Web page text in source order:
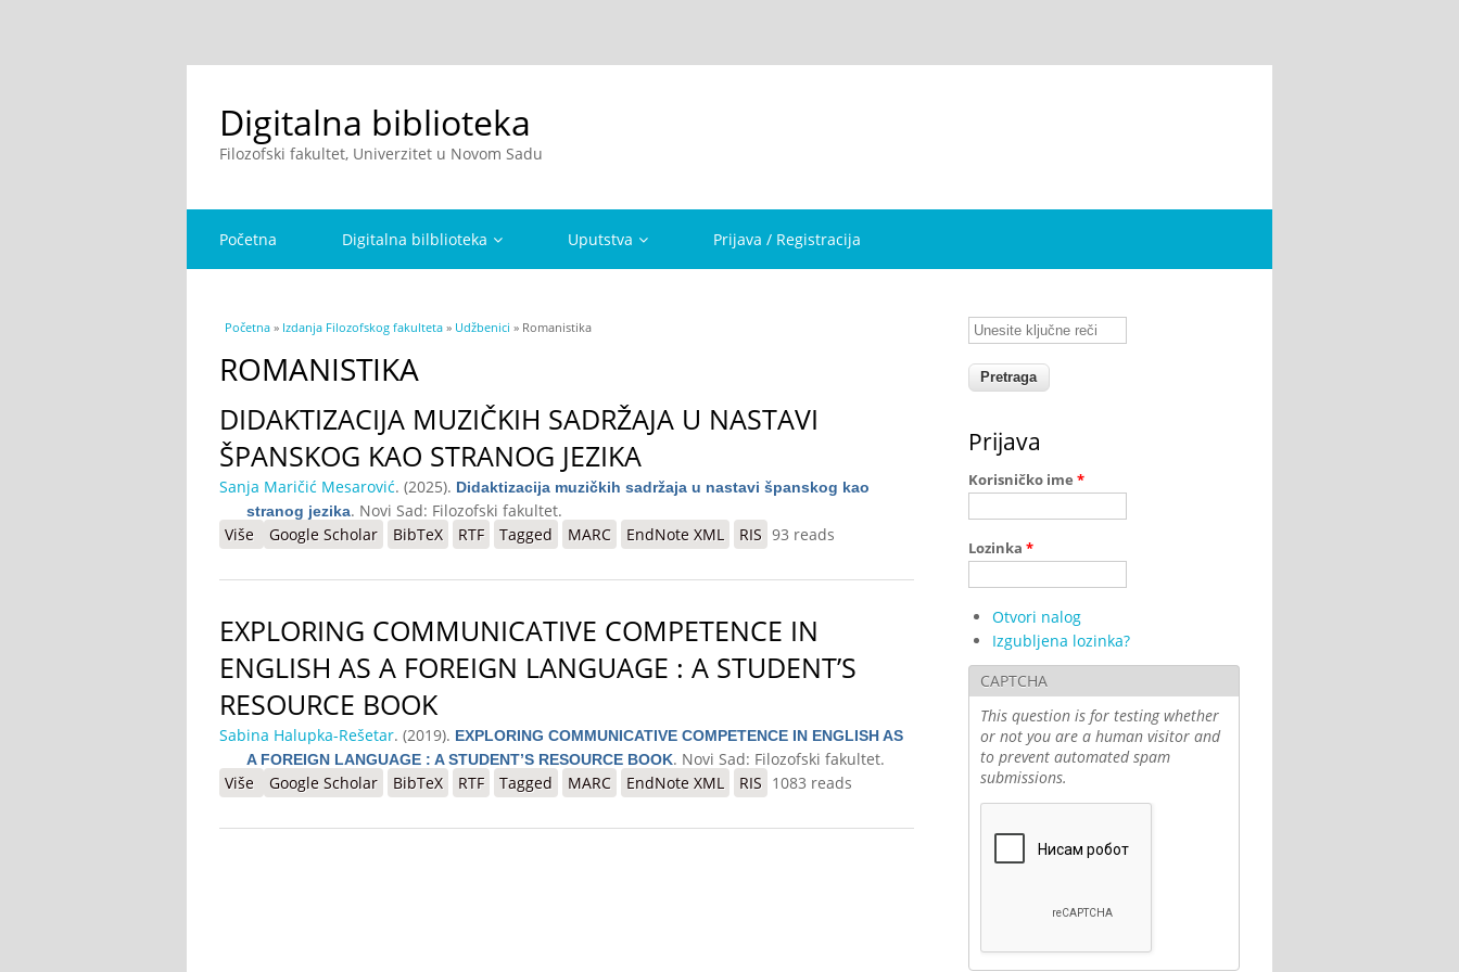
Digitalna biblioteka
Filozofski fakultet, Univerzitet u Novom Sadu
Početna Digitalna bilblioteka Uputstva Prijava / Registracija
You are here
Početna » Izdanja Filozofskog fakulteta » Udžbenici » Romanistika
ROMANISTIKA
DIDAKTIZACIJA MUZIČKIH SADRŽAJA U NASTAVI
ŠPANSKOG KAO STRANOG JEZIKA
Sanja Maričić Mesarović. (2025). Didaktizacija muzičkih sadržaja u nastavi španskog kao
stranog jezika. Novi Sad: Filozofski fakultet.
Više o Didaktizacija muzičkih sadržaja u nastavi španskog kao stranog jezika
Google Scholar BibTeX RTF Tagged MARC EndNote XML RIS 93 reads
EXPLORING COMMUNICATIVE COMPETENCE IN
ENGLISH AS A FOREIGN LANGUAGE : A STUDENT’S
RESOURCE BOOK
Sabina Halupka-Rešetar. (2019). EXPLORING COMMUNICATIVE COMPETENCE IN ENGLISH AS
A FOREIGN LANGUAGE : A STUDENT’S RESOURCE BOOK. Novi Sad: Filozofski fakultet.
Više o EXPLORING COMMUNICATIVE COMPETENCE IN ENGLISH AS A FOREIGN LANGUAGE : A STUDENT’S RESOURCE BOOK
Google Scholar BibTeX RTF Tagged MARC EndNote XML RIS 1083 reads
Unesite ključne reči
Prijava
Korisničko ime *
Lozinka *
Otvori nalog
Izgubljena lozinka?
CAPTCHA
This question is for testing whether
or not you are a human visitor and
to prevent automated spam
submissions.